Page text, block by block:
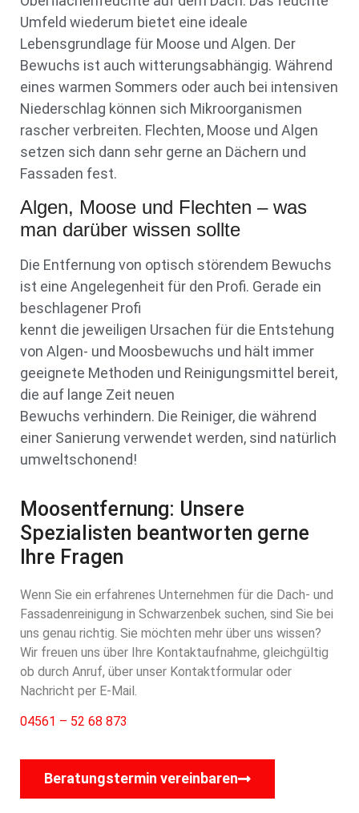
Umfeld wiederum bietet eine ideale
Lebensgrundlage für Moose und Algen. Der
Bewuchs ist auch witterungsabhängig. Während
eines warmen Sommers oder auch bei intensiven
Niederschlag können sich Mikroorganismen
rascher verbreiten. Flechten, Moose und Algen
setzen sich dann sehr gerne an Dächern und
Fassaden fest.
Algen, Moose und Flechten – was
man darüber wissen sollte
Die Entfernung von optisch störendem Bewuchs
ist eine Angelegenheit für den Profi. Gerade ein
beschlagener Profi
kennt die jeweiligen Ursachen für die Entstehung
von Algen- und Moosbewuchs und hält immer
geeignete Methoden und Reinigungsmittel bereit,
die auf lange Zeit neuen
Bewuchs verhindern. Die Reiniger, die während
einer Sanierung verwendet werden, sind natürlich
umweltschonend!
Moosentfernung: Unsere
Spezialisten beantworten gerne
Ihre Fragen
Wenn Sie ein erfahrenes Unternehmen für die Dach- und
Fassadenreinigung in Schwarzenbek suchen, sind Sie bei
uns genau richtig. Sie möchten mehr über uns wissen?
Wir freuen uns über Ihre Kontaktaufnahme, gleichgültig
ob durch Anruf, über unser Kontaktformular oder
Nachricht per E-Mail.
04561 – 52 68 873
Beratungstermin vereinbaren